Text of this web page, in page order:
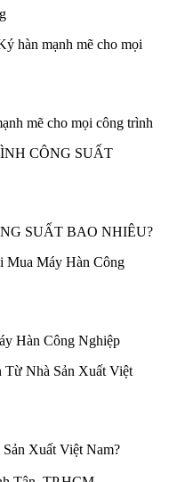
mẽ cho mọi công trình
SUẤT BAO NHIÊU?
Hàn Công Nghiệp
Xuất Việt Nam?